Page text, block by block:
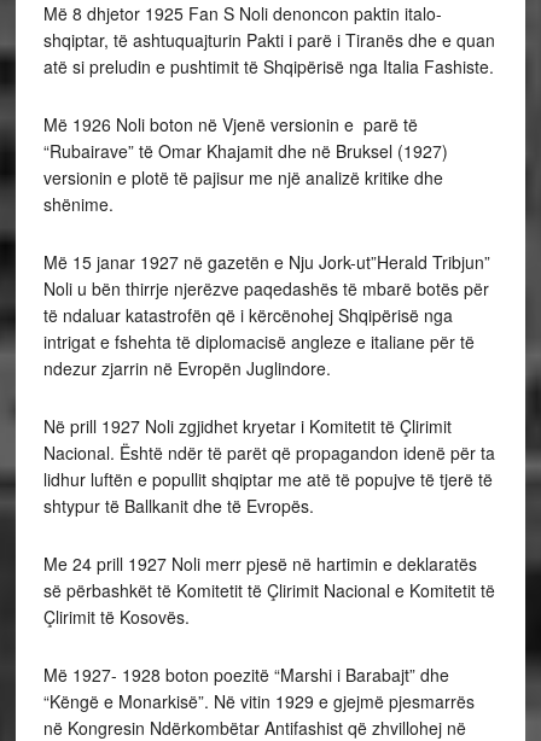
Më 8 dhjetor 1925 Fan S Noli denoncon paktin italo-
shqiptar, të ashtuquajturin Pakti i parë i Tiranës dhe e quan
atë si preludin e pushtimit të Shqipërisë nga Italia Fashiste.
Më 1926 Noli boton në Vjenë versionin e parë të
“Rubairave” të Omar Khajamit dhe në Bruksel (1927)
versionin e plotë të pajisur me një analizë kritike dhe
shënime.
Më 15 janar 1927 në gazetën e Nju Jork-ut”Herald Tribjun”
Noli u bën thirrje njerëzve paqedashës të mbarë botës për
të ndaluar katastrofën që i kërcënohej Shqipërisë nga
intrigat e fshehta të diplomacisë angleze e italiane për të
ndezur zjarrin në Evropën Juglindore.
Në prill 1927 Noli zgjidhet kryetar i Komitetit të Çlirimit
Nacional. Është ndër të parët që propagandon idenë për ta
lidhur luftën e popullit shqiptar me atë të popujve të tjerë të
shtypur të Ballkanit dhe të Evropës.
Me 24 prill 1927 Noli merr pjesë në hartimin e deklaratës
së përbashkët të Komitetit të Çlirimit Nacional e Komitetit të
Çlirimit të Kosovës.
Më 1927- 1928 boton poezitë “Marshi i Barabajt” dhe
“Këngë e Monarkisë”. Në vitin 1929 e gjejmë pjesmarrës
në Kongresin Ndërkombëtar Antifashist që zhvillohej në